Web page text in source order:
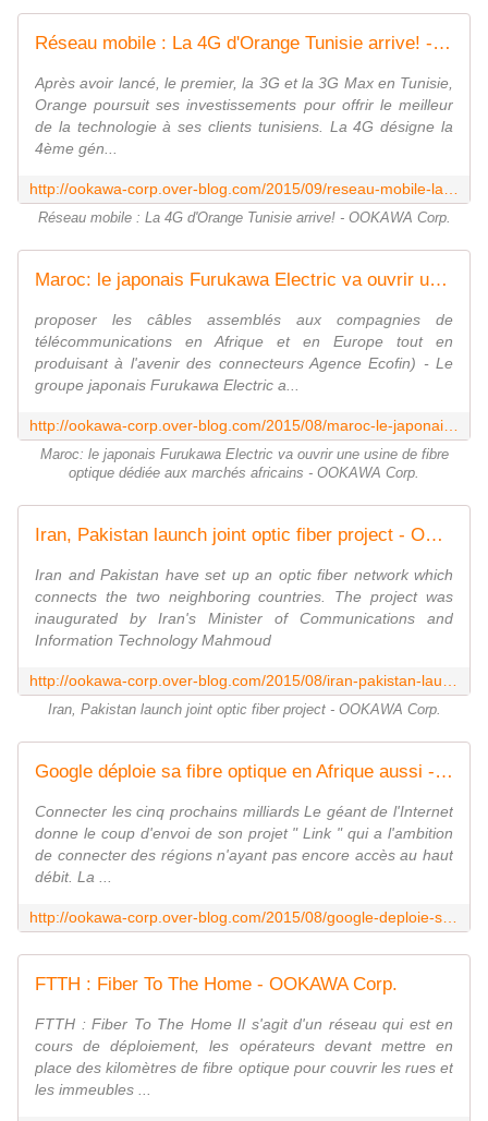
Réseau mobile : La 4G d'Orange Tunisie arrive! - OOKAWA Corp.
Après avoir lancé, le premier, la 3G et la 3G Max en Tunisie,
Orange poursuit ses investissements pour offrir le meilleur
de la technologie à ses clients tunisiens. La 4G désigne la
4ème gén...
Réseau mobile : La 4G d'Orange Tunisie arrive! - OOKAWA Corp.
Maroc: le japonais Furukawa Electric va ouvrir une usine de fibre optique dédiée aux marchés africains - OOKAWA Corp.
proposer les câbles assemblés aux compagnies de
télécommunications en Afrique et en Europe tout en
produisant à l'avenir des connecteurs Agence Ecofin) - Le
groupe japonais Furukawa Electric a...
Maroc: le japonais Furukawa Electric va ouvrir une usine de fibre
optique dédiée aux marchés africains - OOKAWA Corp.
Iran, Pakistan launch joint optic fiber project - OOKAWA Corp.
Iran and Pakistan have set up an optic fiber network which
connects the two neighboring countries. The project was
inaugurated by Iran's Minister of Communications and
Information Technology Mahmoud
Iran, Pakistan launch joint optic fiber project - OOKAWA Corp.
Google déploie sa fibre optique en Afrique aussi - Objectif : Libérer le potentiel - OOKAWA Corp.
Connecter les cinq prochains milliards Le géant de l'Internet
donne le coup d'envoi de son projet " Link " qui a l'ambition
de connecter des régions n'ayant pas encore accès au haut
débit. La ...
FTTH : Fiber To The Home - OOKAWA Corp.
FTTH : Fiber To The Home Il s'agit d'un réseau qui est en
cours de déploiement, les opérateurs devant mettre en
place des kilomètres de fibre optique pour couvrir les rues et
les immeubles ...